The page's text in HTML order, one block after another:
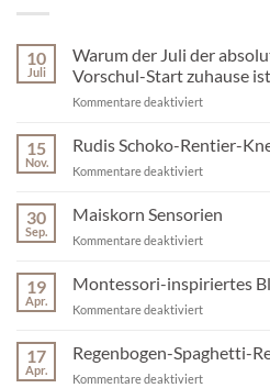
10
Juli
Warum der Juli der
Vorschul-Start zuhause ist
Kommentare deaktiviertfür
der
der
Geheimtipp
Start
zuhause
15
Nov.
Rudis Schoko-Rentier-
Kommentare deaktiviertfür
Schoko-
Knete
30
Sep.
Maiskorn Sensorien
Kommentare deaktiviertfür
Sensorien
19
Apr.
Montessori-inspiriertes
Kommentare deaktiviertfür
inspiriertes
17
Apr.
Regenbogen-Spaghetti-
Kommentare deaktiviertfür